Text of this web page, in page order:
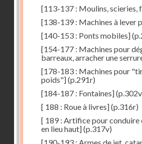
[113-137 : Moulins, scieries,
[138-139 : Machines à lever
[140-153 : Ponts mobiles]
[154-177 : Machines pour
barreaux, arracher une
[178-183 : Machines pour
poids"](p.291r)
[184-187 : Fontaines]
[ 188 : Roue à livres](p.316r)
[ 189 : Artifice pour
en lieu haut](p.317v)